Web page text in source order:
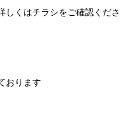
くはチラシをご確認くださ
おります